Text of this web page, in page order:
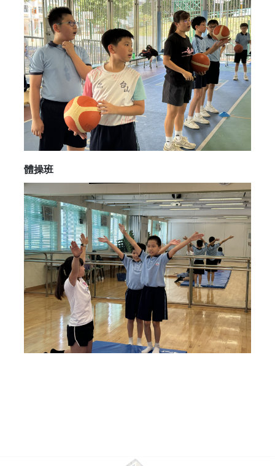
體操班